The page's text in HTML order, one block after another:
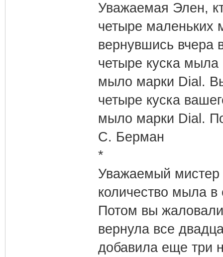
Уважаемая Элен,
четыре
вернувшись вчера
четыре куска мыла
мыло марки Dial.
четыре куска
мыло марки Dial.
С. Берман
*
Уважаемый
количество мыла
Потом вы
вернула все
добавила еще три